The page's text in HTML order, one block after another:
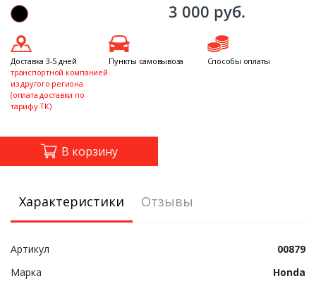
3 000 руб.
В корзину
Доставка 3-5 дней
транспортной компанией
из другого региона
(оплата доставки по
тарифу ТК)
Пункты самовывоза Способы оплаты
Характеристики Отзывы
Артикул
00879
Марка
Honda